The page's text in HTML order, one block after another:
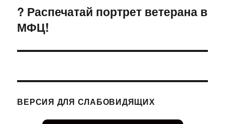
Следующая
запись:
? Распечатай портрет ветерана в
МФЦ!
ВЕРСИЯ ДЛЯ СЛАБОВИДЯЩИХ